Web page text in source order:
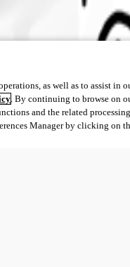
as well as to assist in
. By continuing to browse on
and the related
Manager by clicking on